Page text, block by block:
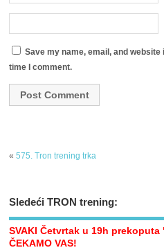
Save my name, email, and
time I comment.
«575. Tron trening trka
Sledeći TRON trening:
SVAKI Četvrtak u 19h
ČEKAMO VAS!